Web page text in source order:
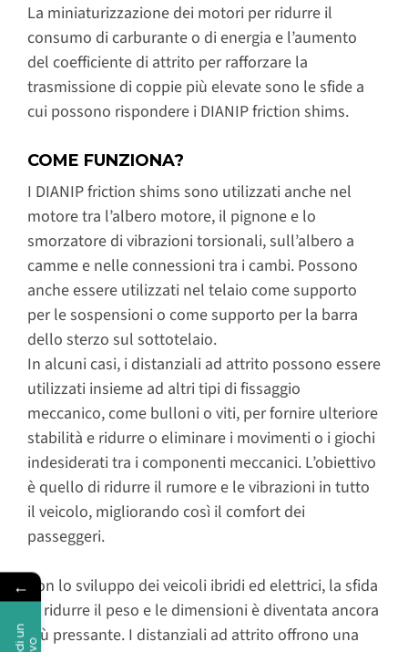
La miniaturizzazione dei motori per ridurre il
consumo di carburante o di energia e l’aumento
del coefficiente di attrito per rafforzare la
trasmissione di coppie più elevate sono le sfide a
cui possono rispondere i DIANIP friction shims.
COME FUNZIONA?
I DIANIP friction shims sono utilizzati anche nel
motore tra l’albero motore, il pignone e lo
smorzatore di vibrazioni torsionali, sull’albero a
camme e nelle connessioni tra i cambi. Possono
anche essere utilizzati nel telaio come supporto
per le sospensioni o come supporto per la barra
dello sterzo sul sottotelaio.
In alcuni casi, i distanziali ad attrito possono essere
utilizzati insieme ad altri tipi di fissaggio
meccanico, come bulloni o viti, per fornire ulteriore
stabilità e ridurre o eliminare i movimenti o i giochi
indesiderati tra i componenti meccanici. L’obiettivo
è quello di ridurre il rumore e le vibrazioni in tutto
il veicolo, migliorando così il comfort dei
passeggeri.
Con lo sviluppo dei veicoli ibridi ed elettrici, la sfida
di ridurre il peso e le dimensioni è diventata ancora
più pressante.I distanziali ad attrito offrono una
←